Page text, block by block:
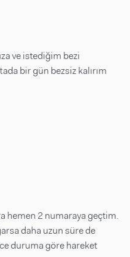
ve istediğim bezi
bir gün bezsiz kalırım
hemen 2 numaraya geçtim.
daha uzun süre de
duruma göre hareket